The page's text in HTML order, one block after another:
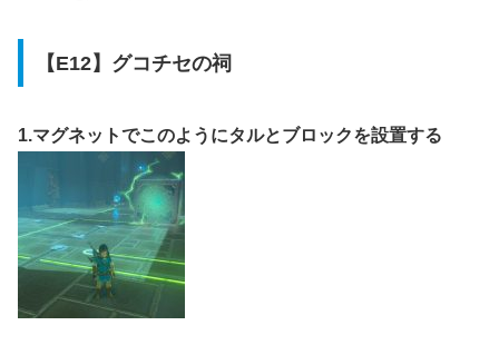
【E12】グコチセの祠
1.マグネットでこのようにタルとブロックを設置する